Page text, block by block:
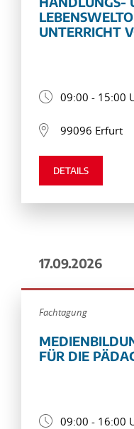
UNTERRICHT
09:00 - 15:00
99096 Erfurt
DETAILS
17.09.2026
Fachtagung
FÜR DIE
09:00 - 16:00